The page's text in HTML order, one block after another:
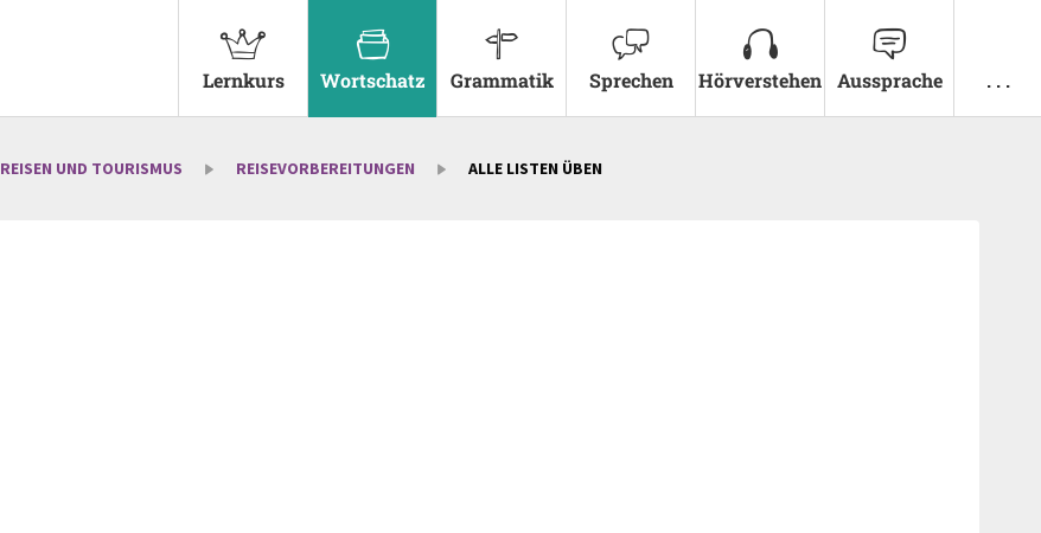
Lernkurs Wortschatz Grammatik Sprechen Hörverstehen Aussprache . . .
REISEN UND TOURISMUS REISEVORBEREITUNGEN ALLE LISTEN ÜBEN